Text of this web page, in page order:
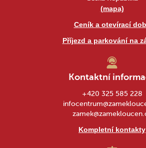
(mapa)
Ceník a otevírací
Příjezd a parkování na
Kontaktní
+420 325 585 228
Kompletní kontakty